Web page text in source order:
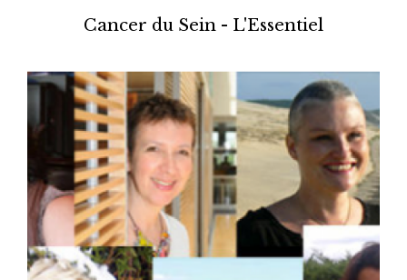
Cancer du Sein - L'Essentiel